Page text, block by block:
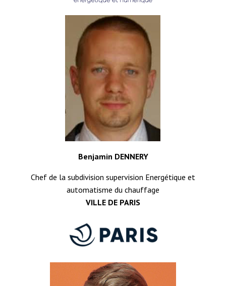
Benjamin DENNERY
Chef de la subdivision supervision Energétique et
automatisme du chauffage
VILLE DE PARIS